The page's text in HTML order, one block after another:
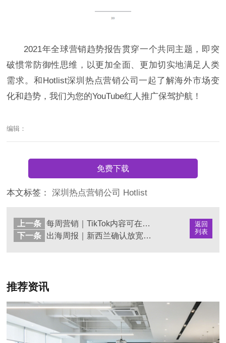
2021年全球营销趋势报告贯穿一个共同主题，即突
破惯常防御性思维，以更加全面、更加切实地满足人类
需求。和Hotlist深圳热点营销公司一起了解海外市场变
化和趋势，我们为您的YouTube红人推广保驾护航！
编辑：
免费下载
本文标签：深圳热点营销公司 Hotlist
返回
列表
上一条
每周营销｜TikTok内容可在电视上观看
下一条
出海周报｜新西兰确认放宽对中资审查门槛
推荐资讯